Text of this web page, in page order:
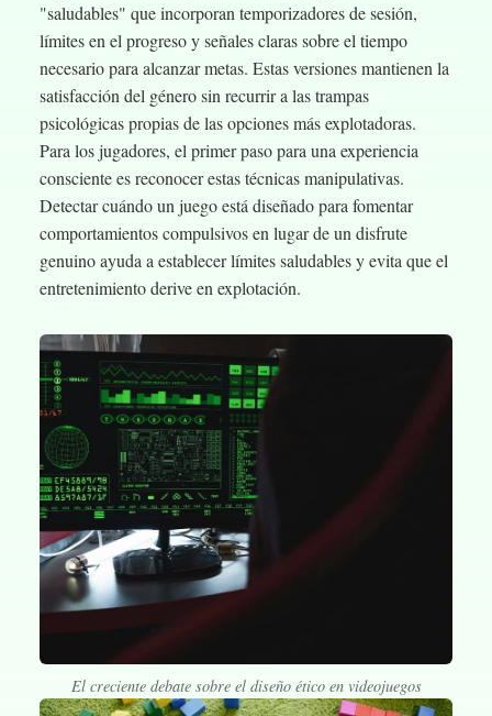
"saludables" que incorporan temporizadores de sesión,
límites en el progreso y señales claras sobre el tiempo
necesario para alcanzar metas. Estas versiones mantienen la
satisfacción del género sin recurrir a las trampas
psicológicas propias de las opciones más explotadoras.
Para los jugadores, el primer paso para una experiencia
consciente es reconocer estas técnicas manipulativas.
Detectar cuándo un juego está diseñado para fomentar
comportamientos compulsivos en lugar de un disfrute
genuino ayuda a establecer límites saludables y evita que el
entretenimiento derive en explotación.
El creciente debate sobre el diseño ético en videojuegos